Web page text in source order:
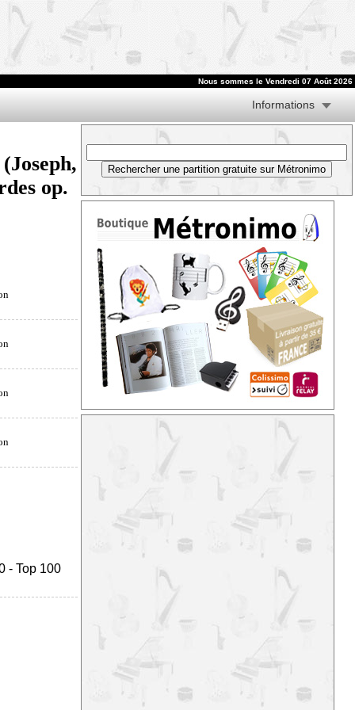
Nous sommes le Vendredi 07 Août 2026
Informations
op.
- Top 100